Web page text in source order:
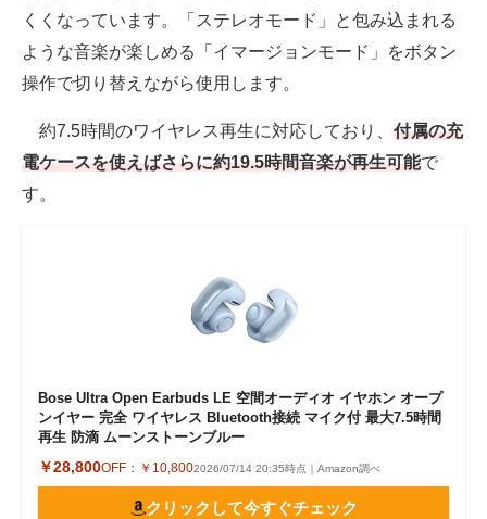
くくなっています。「ステレオモード」と包み込まれる
ような音楽が楽しめる「イマージョンモード」をボタン
操作で切り替えながら使用します。
約7.5時間のワイヤレス再生に対応しており、 付属の充
電ケースを使えばさらに約19.5時間音楽が再生可能で
す。
Bose Ultra Open Earbuds LE 空間オーディオ イヤホン オープ
ンイヤー 完全 ワイヤレス Bluetooth接続 マイク付 最大7.5時間
再生 防滴 ムーンストーンブルー
￥28,800OFF： ￥10,8002026/07/14 20:35時点｜Amazon調べ
クリックして今すぐチェック